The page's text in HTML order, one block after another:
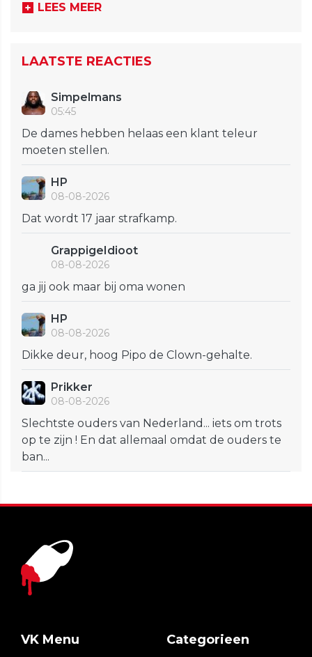
LEES MEER
LAATSTE REACTIES
Simpelmans
05:45
De dames hebben helaas een klant teleur
moeten stellen.
HP
08-08-2026
Dat wordt 17 jaar strafkamp.
GrappigeIdioot
08-08-2026
ga jij ook maar bij oma wonen
HP
08-08-2026
Dikke deur, hoog Pipo de Clown-gehalte.
Prikker
08-08-2026
Slechtste ouders van Nederland... iets om trots
op te zijn ! En dat allemaal omdat de ouders te
ban...
VK Menu Categorieen